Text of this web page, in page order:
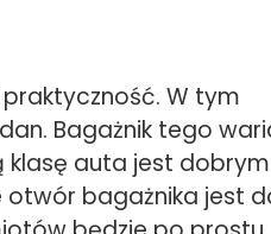
W tym
Bagażnik tego
auta jest dobrym
otwór bagażnika jest